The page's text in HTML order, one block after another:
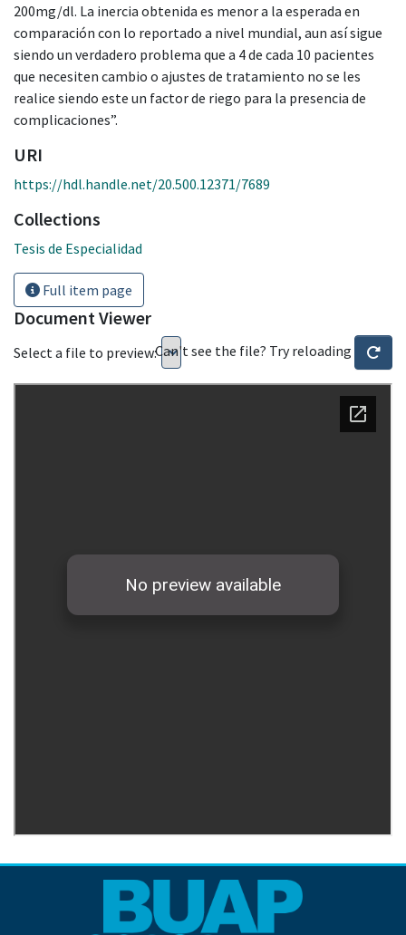
200mg/dl. La inercia obtenida es menor a la esperada en
comparación con lo reportado a nivel mundial, aun así sigue
siendo un verdadero problema que a 4 de cada 10 pacientes
que necesiten cambio o ajustes de tratamiento no se les
realice siendo este un factor de riego para la presencia de
complicaciones”.
URI
https://hdl.handle.net/20.500.12371/7689
Collections
Tesis de Especialidad
Full item page
Document Viewer
Select a file to preview:Can't see the file? Try reloading